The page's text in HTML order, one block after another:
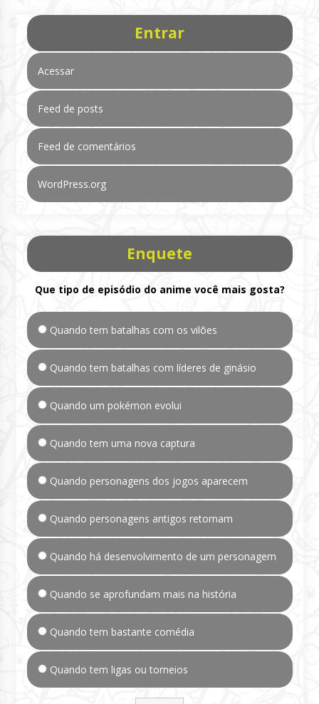
Entrar
Acessar
Feed de posts
Feed de comentários
WordPress.org
Enquete
Que tipo de episódio do anime você mais gosta?
Quando tem batalhas com os vilões
Quando tem batalhas com líderes de ginásio
Quando um pokémon evolui
Quando tem uma nova captura
Quando personagens dos jogos aparecem
Quando personagens antigos retornam
Quando há desenvolvimento de um personagem
Quando se aprofundam mais na história
Quando tem bastante comédia
Quando tem ligas ou torneios